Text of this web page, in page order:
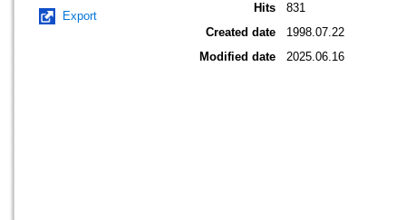
Export
Hits
831
Created date
1998.07.22
Modified date
2025.06.16